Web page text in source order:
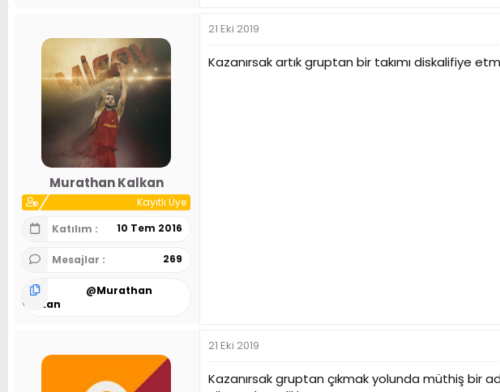
Murathan Kalkan
Kayıtlı Üye
Katılım
10 Tem 2016
Mesajlar 269
@Murathan
Kalkan
21 Eki 2019
Kazanırsak artık gruptan bir takımı diskalifiye
21 Eki 2019
Kazanırsak gruptan çıkmak yolunda müthiş bir